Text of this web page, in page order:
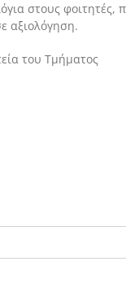
στους φοιτητές,
αξιολόγηση.
του Τμήματος